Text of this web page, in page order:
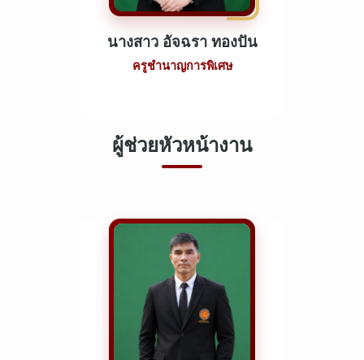
นางสาว อัจฉรา ทองปัน
ครูชำนาญการพิเศษ
ผู้ช่วยหัวหน้างาน